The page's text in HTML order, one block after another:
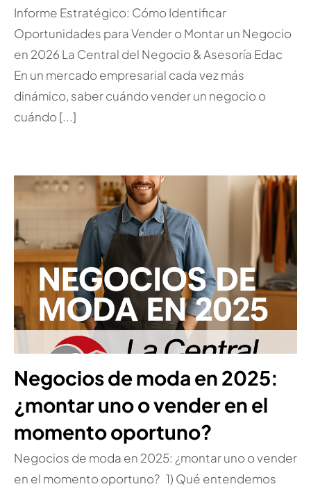
Informe Estratégico: Cómo Identificar
Oportunidades para Vender o Montar un Negocio
en 2026 La Central del Negocio & Asesoría Edac
En un mercado empresarial cada vez más
dinámico, saber cuándo vender un negocio o
cuándo [...]
Negocios de moda en 2025:
¿montar uno o vender en el
momento oportuno?
Negocios de moda en 2025: ¿montar uno o vender
en el momento oportuno? 1) Qué entendemos